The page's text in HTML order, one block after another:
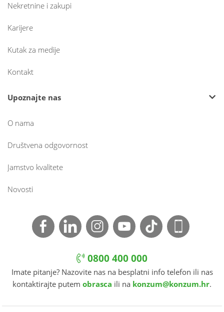
Nekretnine i zakupi
Karijere
Kutak za medije
Kontakt
Upoznajte nas
O nama
Društvena odgovornost
Jamstvo kvalitete
Novosti
0800 400 000
Imate pitanje? Nazovite nas na besplatni info telefon ili nas
kontaktirajte putem obrasca ili na konzum@konzum.hr.